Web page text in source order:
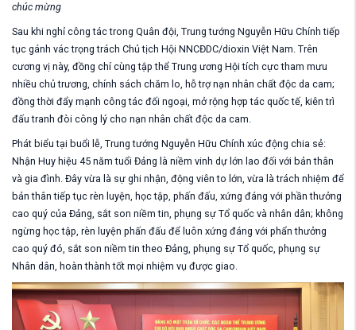
chúc mừng
Sau khi nghỉ công tác trong Quân đội, Trung tướng Nguyễn Hữu Chính tiếp
tục gánh vác trọng trách Chủ tịch Hội NNCĐDC/dioxin Việt Nam. Trên
cương vị này, đồng chí cùng tập thể Trung ương Hội tích cực tham mưu
nhiều chủ trương, chính sách chăm lo, hỗ trợ nạn nhân chất độc da cam;
đồng thời đẩy mạnh công tác đối ngoại, mở rộng hợp tác quốc tế, kiên trì
đấu tranh đòi công lý cho nạn nhân chất độc da cam.
Phát biểu tại buổi lễ, Trung tướng Nguyễn Hữu Chính xúc động chia sẻ:
Nhận Huy hiệu 45 năm tuổi Đảng là niềm vinh dự lớn lao đối với bản thân
và gia đình. Đây vừa là sự ghi nhận, động viên to lớn, vừa là trách nhiệm để
bản thân tiếp tục rèn luyện, học tập, phấn đấu, xứng đáng với phần thưởng
cao quý của Đảng, sắt son niềm tin, phụng sự Tổ quốc và nhân dân; không
ngừng học tập, rèn luyện phấn đấu để luôn xứng đáng với phẩn thưởng
cao quý đó, sắt son niềm tin theo Đảng, phụng sự Tổ quốc, phụng sự
Nhân dân, hoàn thành tốt mọi nhiệm vụ được giao.